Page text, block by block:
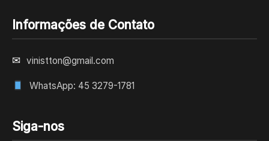
Informações de Contato
✉ vinistton@gmail.com
WhatsApp: 45 3279-1781
Siga-nos